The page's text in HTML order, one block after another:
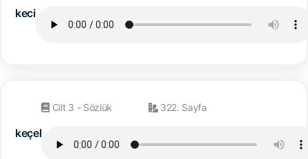
keci
keçel
Cilt 3 - Sözlük 322. Sayfa